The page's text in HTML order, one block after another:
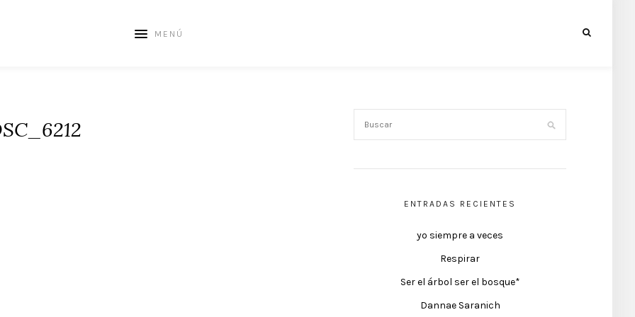
MENÚ
ENTRADAS RECIENTES
yo siempre a veces
Respirar
Ser el árbol ser el bosque*
Dannae Saranich